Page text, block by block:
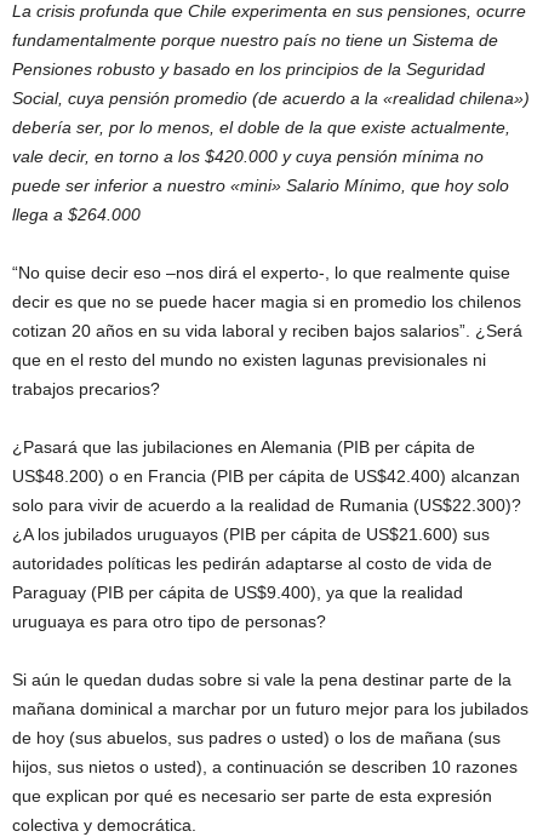
La crisis profunda que Chile experimenta en sus pensiones, ocurre
fundamentalmente porque nuestro país no tiene un Sistema de
Pensiones robusto y basado en los principios de la Seguridad
Social, cuya pensión promedio (de acuerdo a la «realidad chilena»)
debería ser, por lo menos, el doble de la que existe actualmente,
vale decir, en torno a los $420.000 y cuya pensión mínima no
puede ser inferior a nuestro «mini» Salario Mínimo, que hoy solo
llega a $264.000
“No quise decir eso –nos dirá el experto-, lo que realmente quise
decir es que no se puede hacer magia si en promedio los chilenos
cotizan 20 años en su vida laboral y reciben bajos salarios”. ¿Será
que en el resto del mundo no existen lagunas previsionales ni
trabajos precarios?
¿Pasará que las jubilaciones en Alemania (PIB per cápita de
US$48.200) o en Francia (PIB per cápita de US$42.400) alcanzan
solo para vivir de acuerdo a la realidad de Rumania (US$22.300)?
¿A los jubilados uruguayos (PIB per cápita de US$21.600) sus
autoridades políticas les pedirán adaptarse al costo de vida de
Paraguay (PIB per cápita de US$9.400), ya que la realidad
uruguaya es para otro tipo de personas?
Si aún le quedan dudas sobre si vale la pena destinar parte de la
mañana dominical a marchar por un futuro mejor para los jubilados
de hoy (sus abuelos, sus padres o usted) o los de mañana (sus
hijos, sus nietos o usted), a continuación se describen 10 razones
que explican por qué es necesario ser parte de esta expresión
colectiva y democrática.